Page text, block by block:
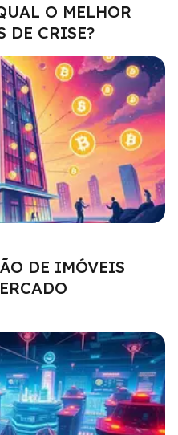
O MELHOR
DE CRISE?
DE IMÓVEIS